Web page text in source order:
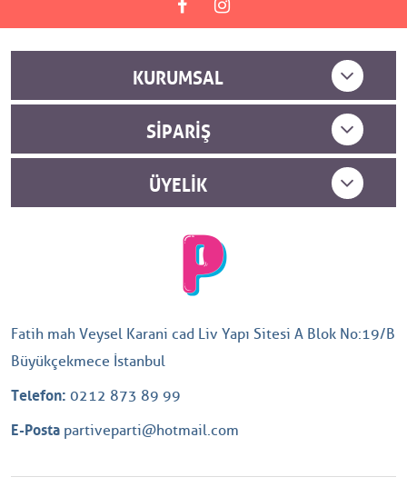
KURUMSAL
SIPARIŞ
ÜYELIK
Fatih mah Veysel Karani cad Liv Yapı Sitesi A Blok No:19/B
Büyükçekmece İstanbul
Telefon: 0212 873 89 99
E-Posta partiveparti@hotmail.com